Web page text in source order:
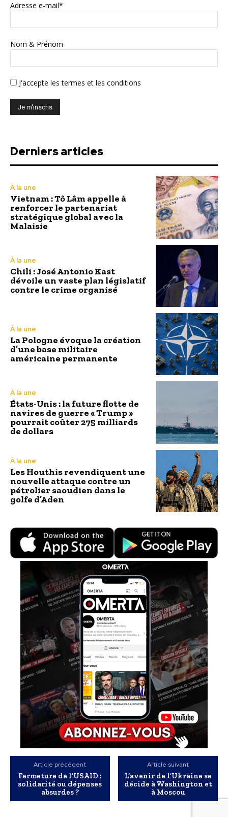
Adresse e-mail*
Nom & Prénom
J'accepte les termes et les conditions
Derniers articles
À la une
Vietnam : Tô Lâm appelle à
renforcer le partenariat
stratégique global avec la
Malaisie
À la une
Chili : José Antonio Kast
dévoile un vaste plan législatif
contre le crime organisé
À la une
La Pologne évoque la création
d’une base militaire
américaine permanente
À la une
États-Unis : la future flotte de
navires de guerre « Trump »
pourrait coûter 275 milliards
de dollars
À la une
Les Houthis revendiquent une
nouvelle attaque contre un
pétrolier saoudien dans le
golfe d’Aden
Article précédent
Fermeture de l’USAID :
solidarité ou dépenses
absurdes ?
Article suivant
L’avenir de l’Ukraine se
décide à Washington et
à Moscou